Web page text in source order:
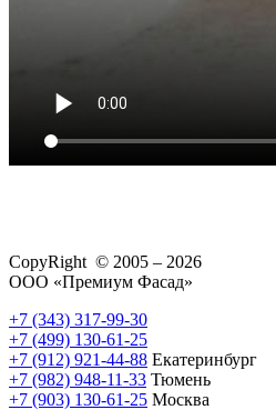
CopyRight © 2005 – 2026
ООО «Премиум Фасад»
+7 (343) 317-99-30
+7 (499) 130-61-25
+7 (912) 921-44-88 Екатеринбург
+7 (982) 948-11-33 Тюмень
+7 (903) 130-61-25 Москва